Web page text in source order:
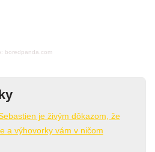
boredpanda.com
je živým dôkazom, že
a výhovorky vám v ničom